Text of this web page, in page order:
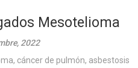
Mesotelioma
2022
cáncer de pulmón, asbestosis